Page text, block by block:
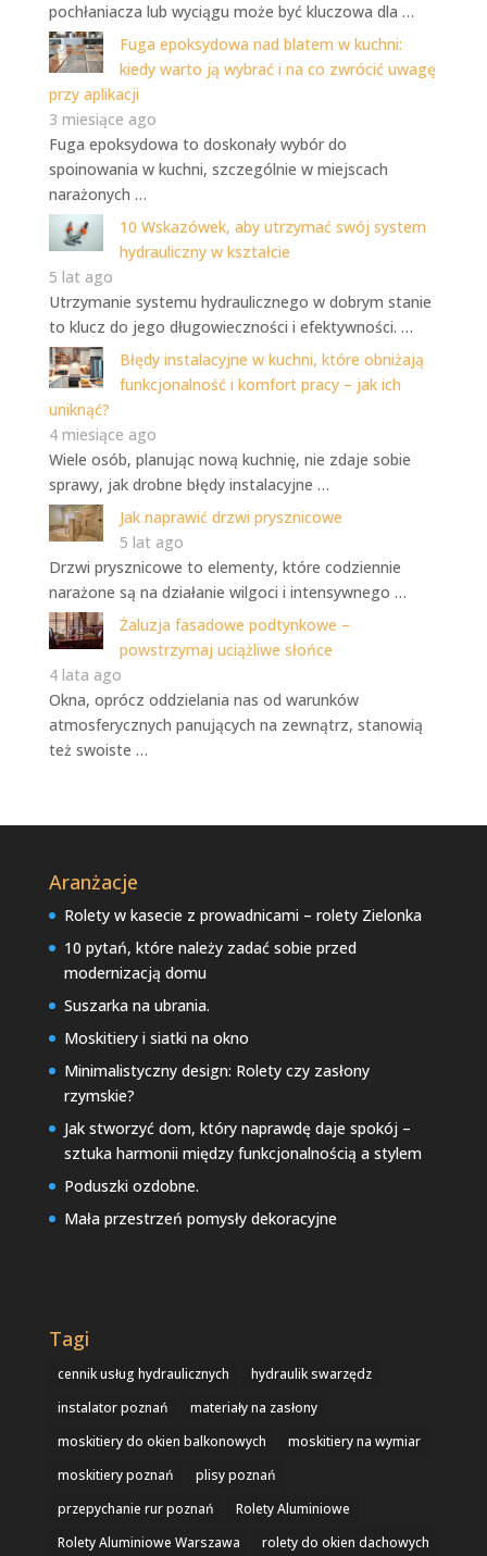
pochłaniacza lub wyciągu może być kluczowa dla …
Fuga epoksydowa nad blatem w kuchni:
kiedy warto ją wybrać i na co zwrócić uwagę
przy aplikacji
3 miesiące ago
Fuga epoksydowa to doskonały wybór do
spoinowania w kuchni, szczególnie w miejscach
narażonych …
10 Wskazówek, aby utrzymać swój system
hydrauliczny w kształcie
5 lat ago
Utrzymanie systemu hydraulicznego w dobrym stanie
to klucz do jego długowieczności i efektywności. …
Błędy instalacyjne w kuchni, które obniżają
funkcjonalność i komfort pracy – jak ich
uniknąć?
4 miesiące ago
Wiele osób, planując nową kuchnię, nie zdaje sobie
sprawy, jak drobne błędy instalacyjne …
Jak naprawić drzwi prysznicowe
5 lat ago
Drzwi prysznicowe to elementy, które codziennie
narażone są na działanie wilgoci i intensywnego …
Żaluzja fasadowe podtynkowe –
powstrzymaj uciążliwe słońce
4 lata ago
Okna, oprócz oddzielania nas od warunków
atmosferycznych panujących na zewnątrz, stanowią
też swoiste …
Aranżacje
Rolety w kasecie z prowadnicami – rolety Zielonka
10 pytań, które należy zadać sobie przed
modernizacją domu
Suszarka na ubrania.
Moskitiery i siatki na okno
Minimalistyczny design: Rolety czy zasłony
rzymskie?
Jak stworzyć dom, który naprawdę daje spokój –
sztuka harmonii między funkcjonalnością a stylem
Poduszki ozdobne.
Mała przestrzeń pomysły dekoracyjne
Tagi
cennik usług hydraulicznych
hydraulik swarzędz
instalator poznań
materiały na zasłony
moskitiery do okien balkonowych
moskitiery na wymiar
moskitiery poznań
plisy poznań
przepychanie rur poznań
Rolety Aluminiowe
Rolety Aluminiowe Warszawa
rolety do okien dachowych